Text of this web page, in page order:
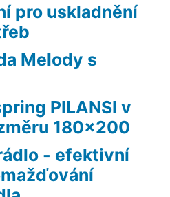
pro uskladnění
Melody s
PILANSI v
180×200
- efektivní